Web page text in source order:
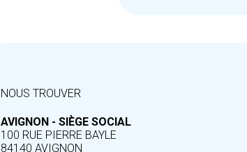
NOUS TROUVER
AVIGNON - SIÈGE SOCIAL
100 RUE PIERRE BAYLE
84140 AVIGNON